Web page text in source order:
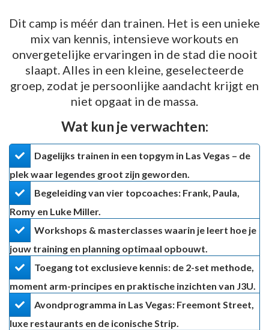
Dit camp is méér dan trainen. Het is een unieke
mix van kennis, intensieve workouts en
onvergetelijke ervaringen in de stad die nooit
slaapt. Alles in een kleine, geselecteerde
groep, zodat je persoonlijke aandacht krijgt en
niet opgaat in de massa.
Wat kun je verwachten:
Dagelijks trainen in een topgym in Las Vegas – de
plek waar legendes groot zijn geworden.
Begeleiding van vier topcoaches: Frank, Paula,
Romy en Luke Miller.
Workshops & masterclasses waarin je leert hoe je
jouw training en planning optimaal opbouwt.
​Toegang tot exclusieve kennis: de 2-set methode,
moment arm-principes en praktische inzichten van J3U.
​Avondprogramma in Las Vegas: Freemont Street,
luxe restaurants en de iconische Strip.